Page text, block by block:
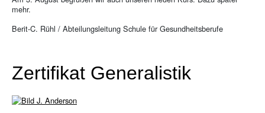
mehr.
Berit-C. Rühl / Abteilungsleitung Schule für Gesundheitsberufe
Zertifikat Generalistik